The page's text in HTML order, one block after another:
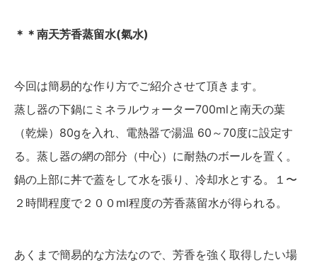
＊＊南天芳香蒸留水(氣水)
今回は簡易的な作り方でご紹介させて頂きます。
蒸し器の下鍋にミネラルウォーター700mlと南天の葉
（乾燥）80gを入れ、電熱器で湯温 60～70度に設定す
る。蒸し器の網の部分（中心）に耐熱のボールを置く。
鍋の上部に丼で蓋をして水を張り、冷却水とする。１〜
２時間程度で２００ml程度の芳香蒸留水が得られる。
あくまで簡易的な方法なので、芳香を強く取得したい場